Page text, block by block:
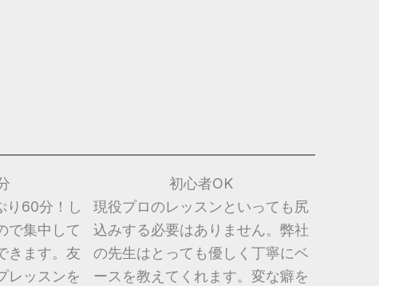
り60分！し
で集中して
きます。友
レッスンを
初心者OK
現役プロのレッスンといっても尻
込みする必要はありません。弊社
の先生はとっても優しく丁寧にベ
ースを教えてくれます。変な癖を